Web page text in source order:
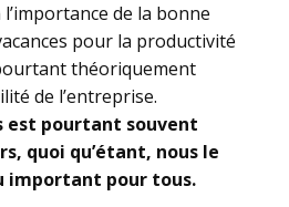
de la bonne
pour la productivité
théoriquement
de l’entreprise.
est pourtant souvent
quoi qu’étant, nous le
important pour tous.